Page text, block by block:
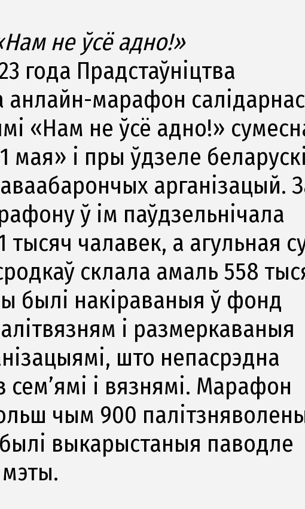
не ўсё адно!»
года Прадстаўніцтва
анлайн-марафон
«Нам не ўсё адно!»
мая» і пры ўдзеле
арганізацый.
ў ім паўдзельнічала
тысяч чалавек, а агульная
склала амаль 558
былі накіраваныя ў фонд
і размеркаваныя
што непасрэдна
сем’ямі і вязнямі. Марафон
чым 900
былі выкарыстаныя паводле